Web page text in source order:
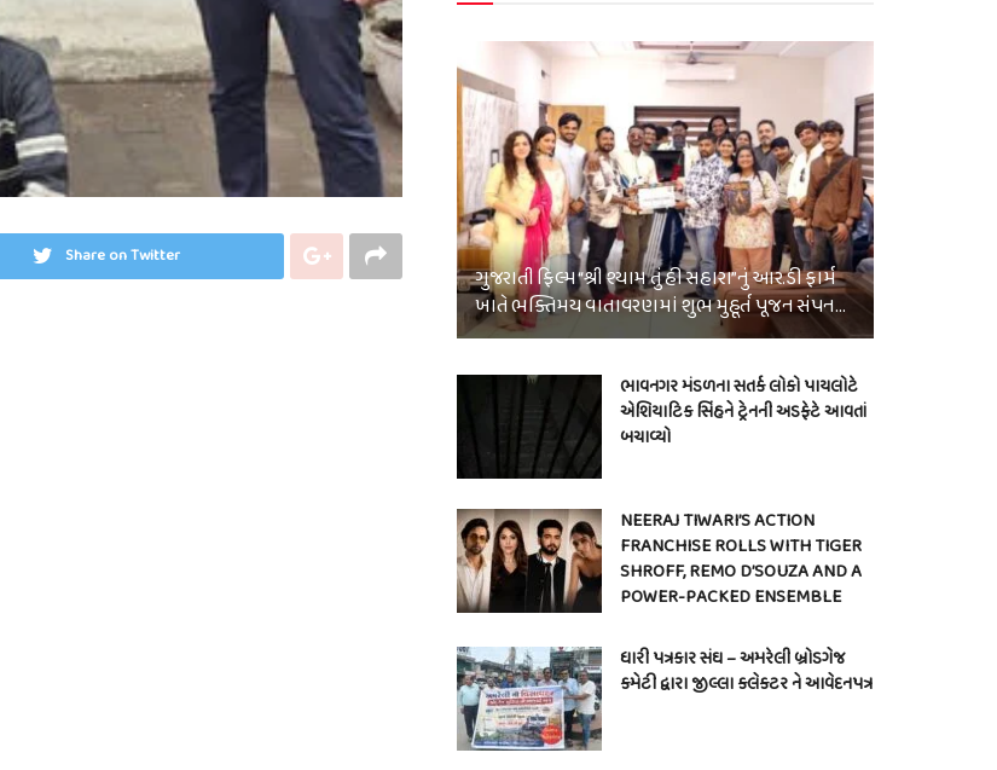
Share on Twitter
ગુજરાતી ફિલ્મ “શ્રી શ્યામ તું હી સહારા”નું આર.ડી ફાર્મ
ખાતે ભક્તિમય વાતાવરણમાં શુભ મુહૂર્ત પૂજન સંપન…
ભાવનગર મંડળના સતર્ક લોકો પાયલોટે
એશિયાટિક સિંહને ટ્રેનની અડફેટે આવતાં
બચાવ્યો
NEERAJ TIWARI’S ACTION
FRANCHISE ROLLS WITH TIGER
SHROFF, REMO D’SOUZA AND A
POWER-PACKED ENSEMBLE
ધારી પત્રકાર સંઘ – અમરેલી બ્રોડગેજ
કમેટી દ્વારા જીલ્લા કલેકટર ને આવેદનપત્ર